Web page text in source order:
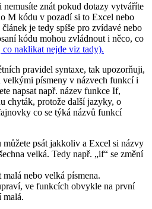
znát pokud dotazy vytváříte
M kódu v pozadí si to Excel nebo
je tedy spíše pro zvídavé nebo
kódu mohou zvládnout i něco, co
co naklikat nejde viz tady).
pravidel syntaxe, tak upozorňuji,
písmeny v názvech funkcí i
napsat např. název funkce If,
chyták, protože další jazyky, o
co se týká názvů funkcí
můžete psát jakkoliv a Excel si názvy
velká. Tedy např. „if“ se změní
malá nebo velká písmena.
ve funkcích obvykle na první
malá.